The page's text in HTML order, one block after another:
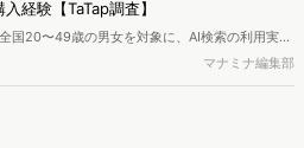
経験【TaTap調査】
国20〜49歳の男女を対象に、AI検索の利用実態
をどこで確かめているかを調査し、結果を公開し
マナミナ編集部